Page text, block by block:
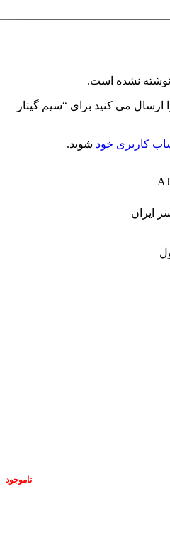
نشده است.
ارسال می کنید برای “سیم گیتار
کاربری خود شوید.
ایران
ناموجود